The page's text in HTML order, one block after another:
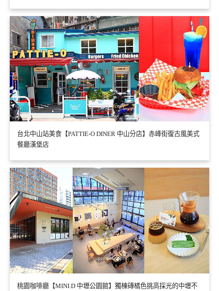
台北中山站美食【PATTIE-O DINER 中山分店】赤峰街復古風美式
餐廳漢堡店
桃園咖啡廳【MINI.D 中壢公園館】獨棟磚橘色挑高採光的中壢不